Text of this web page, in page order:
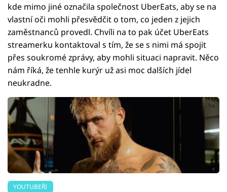
kde mimo jiné označila společnost UberEats, aby se na
vlastní oči mohli přesvědčit o tom, co jeden z jejich
zaměstnanců provedl. Chvíli na to pak účet UberEats
streamerku kontaktoval s tím, že se s nimi má spojit
přes soukromé zprávy, aby mohli situaci napravit. Něco
nám říká, že tenhle kurýr už asi moc dalších jídel
neukradne.
YOUTUBEŘI